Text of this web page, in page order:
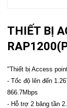
THIẾT BỊ
"Thiết bị Access
- Tốc độ lên đến
866.7Mbps
- Hỗ trợ 2 băng tần